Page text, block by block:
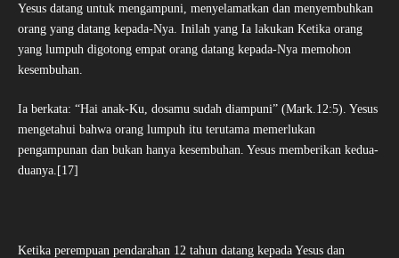
Yesus datang untuk mengampuni, menyelamatkan dan menyembuhkan
orang yang datang kepada-Nya. Inilah yang Ia lakukan Ketika orang
yang lumpuh digotong empat orang datang kepada-Nya memohon
kesembuhan.
Ia berkata: “Hai anak-Ku, dosamu sudah diampuni” (Mark.12:5). Yesus
mengetahui bahwa orang lumpuh itu terutama memerlukan
pengampunan dan bukan hanya kesembuhan. Yesus memberikan kedua-
duanya.[17]
Ketika perempuan pendarahan 12 tahun datang kepada Yesus dan